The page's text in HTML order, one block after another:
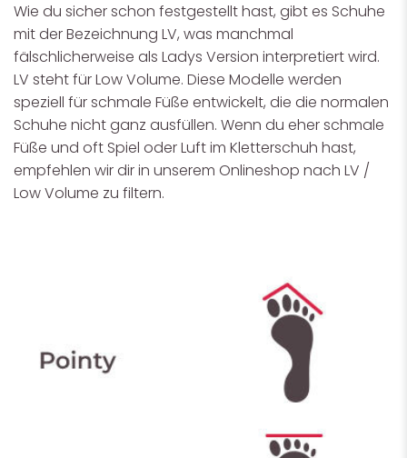
Wie du sicher schon festgestellt hast, gibt es Schuhe
mit der Bezeichnung LV, was manchmal
fälschlicherweise als Ladys Version interpretiert wird.
LV steht für Low Volume. Diese Modelle werden
speziell für schmale Füße entwickelt, die die normalen
Schuhe nicht ganz ausfüllen. Wenn du eher schmale
Füße und oft Spiel oder Luft im Kletterschuh hast,
empfehlen wir dir in unserem Onlineshop nach LV /
Low Volume zu filtern.